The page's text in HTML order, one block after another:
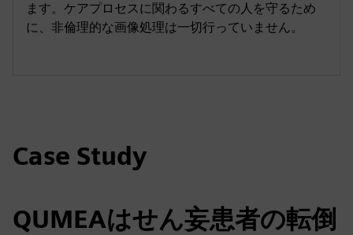
ます。ケアプロセスに関わるすべての人を守るため
に、非倫理的な画像処理は一切行っていません。
Case Study
QUMEAはせん妄患者の転倒